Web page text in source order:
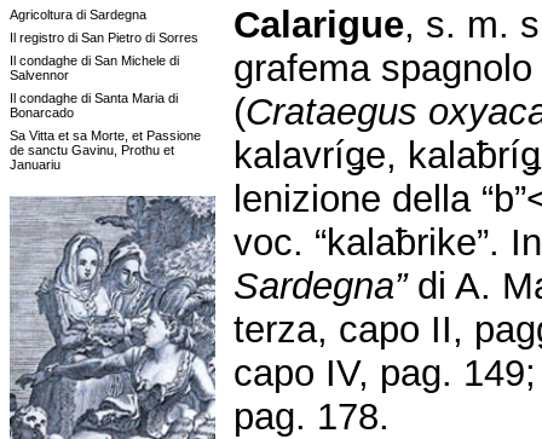
Agricoltura di Sardegna
Il registro di San Pietro di Sorres
Il condaghe di San Michele di
Salvennor
Il condaghe di Santa Maria di
Bonarcado
Sa Vitta et sa Morte, et Passione
de sanctu Gavinu, Prothu et
Januariu
Calarigue, s. m.
grafema spagnolo
(Crataegus
kalavríǥe,
lenizione della
voc. “kalaƀrike”.
Sardegna”di A.
terza, capo II,
capo IV, pag.
pag. 178.